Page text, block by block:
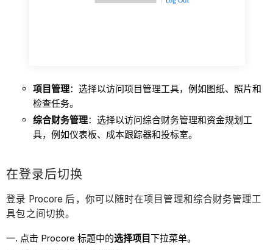
项目管理：选择以访问项目管理工具，例如图纸、照片和
检查任务。
综合财务管理：选择以访问综合财务管理和资金规划工
具，例如仪表板、成本跟踪器和投标室。
在登录后切换
登录 Procore 后，你可以随时在项目管理和综合财务管理工
具包之间切换。
点击 Procore 标题中的选择项目下拉菜单。